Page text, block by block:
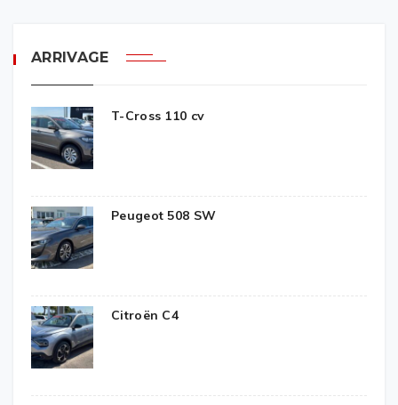
ARRIVAGE
T-Cross 110 cv
Peugeot 508 SW
Citroën C4